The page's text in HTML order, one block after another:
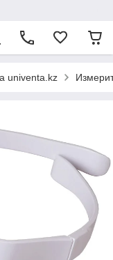
univenta.kz